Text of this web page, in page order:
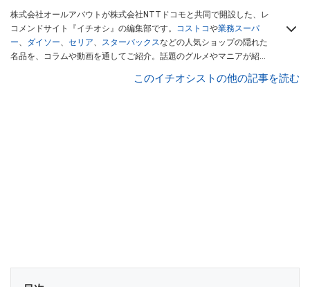
株式会社オールアバウトが株式会社NTTドコモと共同で開設した、レ
コメンドサイト『イチオシ』の編集部です。 コストコや業務スーパ
ー、 ダイソー、 セリア、 スターバックスなどの人気ショップの隠れた
名品を、コラムや動画を通してご紹介。話題のグルメやマニアが紹介
インフルエンサーが実際に使用してレビューしています。毎日トレン
このイチオシストの他の記事を読む